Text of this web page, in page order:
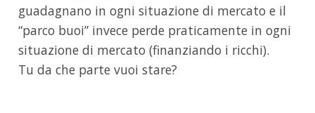
guadagnano in ogni situazione di mercato e il
“parco buoi” invece perde praticamente in ogni
situazione di mercato (finanziando i ricchi).
Tu da che parte vuoi stare?